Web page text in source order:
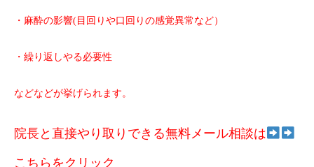
・麻酔の影響(目回りや口回りの感覚異常など）
・繰り返しやる必要性
などなどが挙げられます。
院長と直接やり取りできる無料メール相談は
こちらをクリック